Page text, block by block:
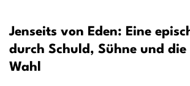
Jenseits von Eden: Eine
durch Schuld, Sühne und
Wahl